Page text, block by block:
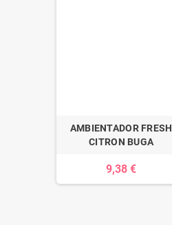
AMBIENTADOR FRESH
CITRON BUGA
9,38 €